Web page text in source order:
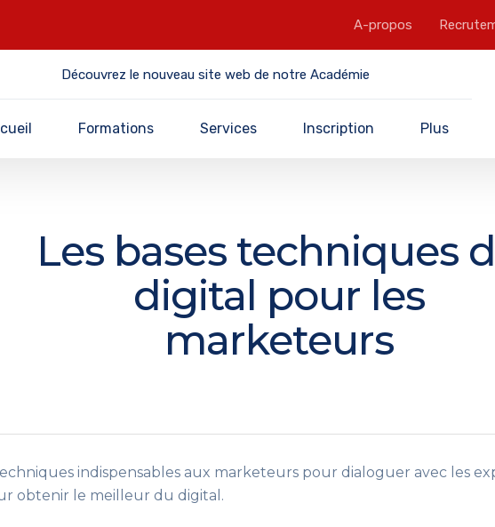
A-propos
Découvrez le nouveau site web de notre Académie
Formations Services Inscription Plus
Les bases techniques
digital pour les
marketeurs
indispensables aux marketeurs pour dialoguer avec les
obtenir le meilleur du digital.